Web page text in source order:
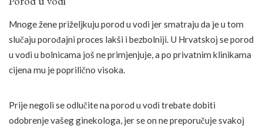
Mnoge žene priželjkuju porod u vodi jer smatraju da je u tom
slučaju porođajni proces lakši i bezbolniji. U Hrvatskoj se porod
u vodi u bolnicama još ne primjenjuje, a po privatnim klinikama
cijena mu je poprilično visoka.
Prije negoli se odlučite na porod u vodi trebate dobiti
odobrenje vašeg ginekologa, jer se on ne preporučuje svakoj